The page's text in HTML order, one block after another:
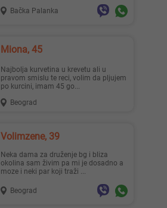
Bačka Palanka
Miona, 45
Najbolja kurvetina u krevetu ali u
pravom smislu te reci, volim da pljujem
po kurcini, imam 45 go...
Beograd
Volimzene, 39
Neka dama za druženje bg i bliza
okolina sam živim pa mi je dosadno a
moze i neki par koji traži ...
Beograd